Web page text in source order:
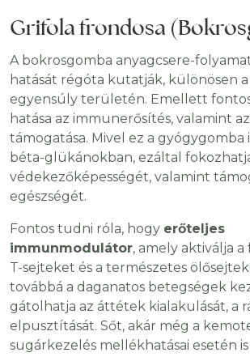
Grifola frondosa
A bokrosgomba anyagcsere-
hatását régóta kutatják, különösen
egyensúly területén. Emellett
hatása az immunerősítés, valamint
támogatása. Mivel ez a gyógygomba
béta-glükánokban, ezáltal
védekezőképességét, valamint
egészségét.
Fontos tudni róla, hogy erőteljes
immunmodulátor, amely aktiválja
T-sejteket és a természetes
továbbá a daganatos betegségek
gátolhatja az áttétek kialakulását, a
elpusztítását. Sőt, akár még a
sugárkezelés mellékhatásai esetén